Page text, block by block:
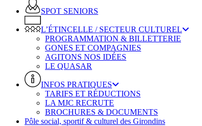
SPOT SENIORS
L’ÉTINCELLE / SECTEUR CULTUREL
PROGRAMMATION & BILLETTERIE
GONES ET COMPAGNIES
AGITONS NOS IDÉES
LE QUASAR
INFOS PRATIQUES
TARIFS ET RÉDUCTIONS
LA MJC RECRUTE
BROCHURES & DOCUMENTS
Pôle social, sportif & culturel des Girondins